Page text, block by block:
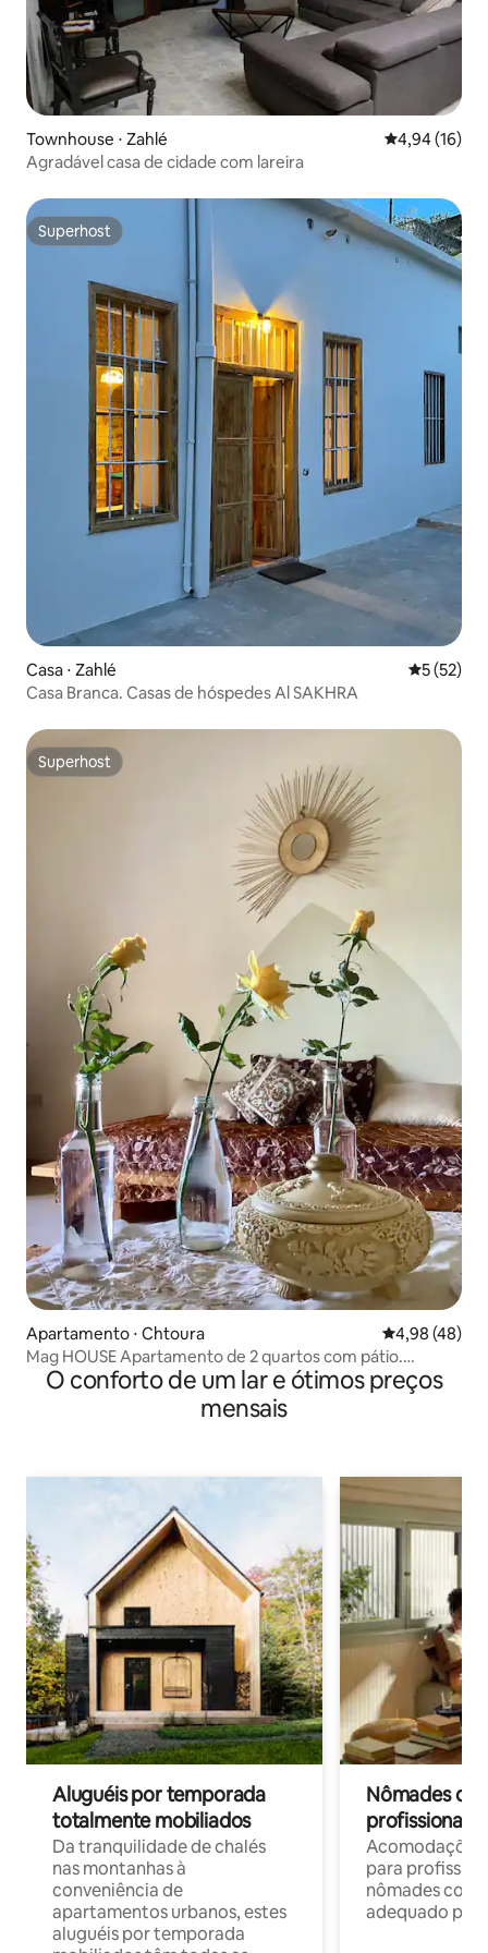
Townhouse ⋅ Zahlé 4,94 de uma
4,94 (16)
Agradável casa de cidade com lareira
Superhost
Superhost
Casa ⋅ Zahlé 5 de uma
5 (52)
Casa Branca. Casas de hóspedes Al SAKHRA
Superhost
Superhost
Apartamento ⋅ Chtoura 4,98 de uma
4,98 (48)
Mag HOUSE Apartamento de 2 quartos com pátio.
Chtoura.
O conforto de um lar e ótimos preços
mensais
Aluguéis por temporada
totalmente mobiliados
Da tranquilidade de chalés
nas montanhas à
conveniência de
apartamentos urbanos, estes
aluguéis por temporada
Nômades
profissionais
para
nômades com
adequado